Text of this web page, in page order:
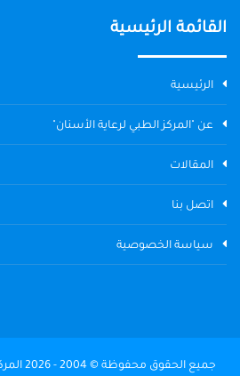
القائمة الرئيسية
الرئيسية
عن "المركز الطبي لرعاية الأسنان"
المقالات
اتصل بنا
سياسة الخصوصية